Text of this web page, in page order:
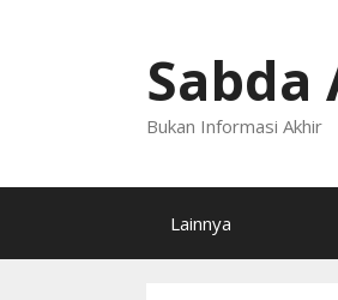
Sabda
Bukan Informasi Akhir
Lainnya